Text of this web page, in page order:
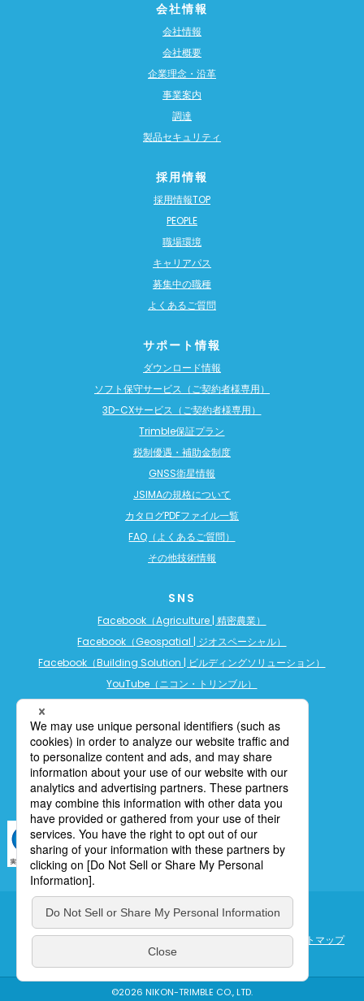
会社情報
会社情報
会社概要
企業理念・沿革
事業案内
調達
製品セキュリティ
採用情報
採用情報TOP
PEOPLE
職場環境
キャリアパス
募集中の職種
よくあるご質問
サポート情報
ダウンロード情報
ソフト保守サービス（ご契約者様専用）
3D-CXサービス（ご契約者様専用）
Trimble保証プラン
税制優遇・補助金制度
GNSS衛星情報
JSIMAの規格について
カタログPDFファイル一覧
FAQ（よくあるご質問）
その他技術情報
SNS
Facebook（Agriculture | 精密農業）
Facebook（Geospatial | ジオスペーシャル）
Facebook（Building Solution | ビルディングソリューション）
YouTube（ニコン・トリンブル）
YouTube（ビルディングソリューション）
LINE公式アカウント（精密農業）
個人情報保護について 利用規定 cookieポリシー
サイトマップ
ENGLISH
©2026 NIKON-TRIMBLE CO., LTD.